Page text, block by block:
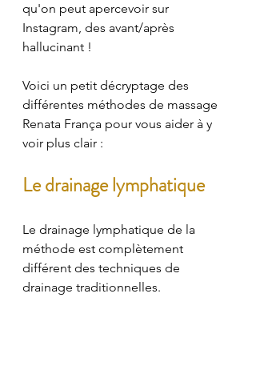
qu'on peut apercevoir sur
Instagram, des avant/après
hallucinant !
Voici un petit décryptage des
différentes méthodes de massage
Renata França pour vous aider à y
voir plus clair :
Le drainage lymphatique
Le drainage lymphatique de la
méthode est complètement
différent des techniques de
drainage traditionnelles.